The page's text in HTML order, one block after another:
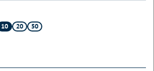
10 20 50